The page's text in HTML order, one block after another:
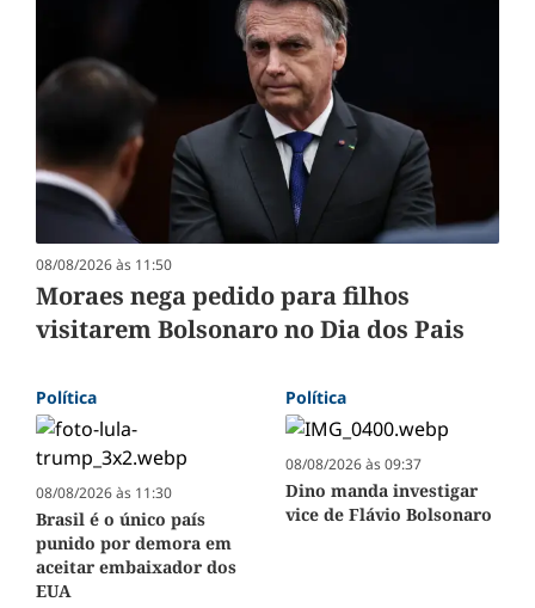
08/08/2026 às 11:50
Moraes nega pedido para filhos
visitarem Bolsonaro no Dia dos Pais
Política
08/08/2026 às 11:30
Brasil é o único país
punido por demora em
aceitar embaixador dos
EUA
Política
08/08/2026 às 09:37
Dino manda investigar
vice de Flávio Bolsonaro